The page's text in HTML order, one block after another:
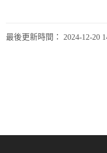
最後更新時間： 2024-12-20